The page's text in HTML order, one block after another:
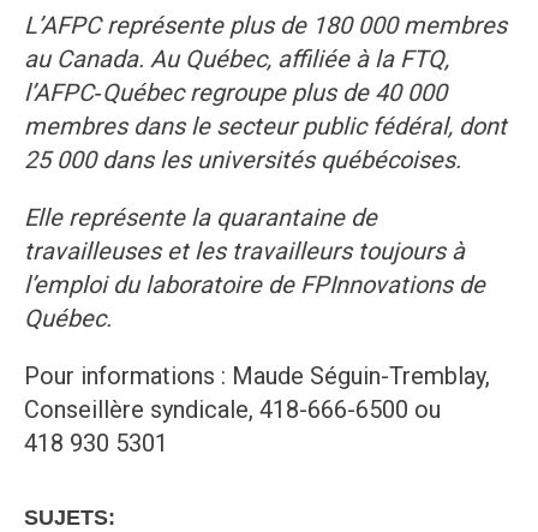
L’AFPC représente plus de 180 000 membres
au Canada. Au Québec, affiliée à la FTQ,
l’AFPC‑Québec regroupe plus de 40 000
membres dans le secteur public fédéral, dont
25 000 dans les universités québécoises.
Elle représente la quarantaine de
travailleuses et les travailleurs toujours à
l’emploi du laboratoire de FPInnovations de
Québec.
Pour informations : Maude Séguin-Tremblay,
Conseillère syndicale, 418-666-6500 ou
418 930 5301
SUJETS: